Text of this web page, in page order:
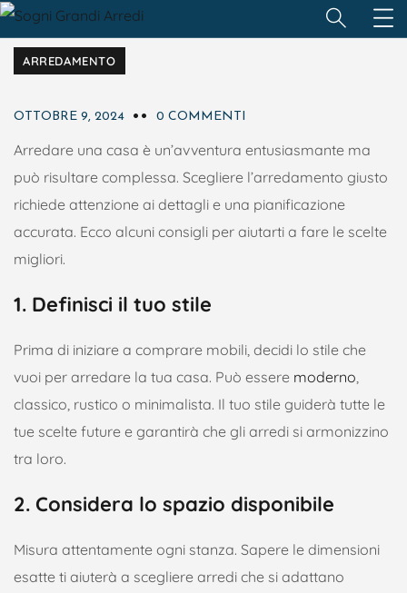
ARREDAMENTO
OTTOBRE 9, 2024 0 COMMENTI
Arredare una casa è un’avventura entusiasmante ma
può risultare complessa. Scegliere l’arredamento giusto
richiede attenzione ai dettagli e una pianificazione
accurata. Ecco alcuni consigli per aiutarti a fare le scelte
migliori.
1. Definisci il tuo stile
Prima di iniziare a comprare mobili, decidi lo stile che
vuoi per arredare la tua casa. Può essere moderno
classico, rustico o minimalista. Il tuo stile guiderà tutte le
tue scelte future e garantirà che gli arredi si armonizzino
tra loro.
2. Considera lo spazio disponibile
Misura attentamente ogni stanza. Sapere le dimensioni
esatte ti aiuterà a scegliere arredi che si adattano